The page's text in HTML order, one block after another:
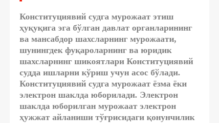
Конституциявий судга мурожаат этиш
ҳуқуқига эга бўлган давлат органларининг
ва мансабдор шахсларнинг мурожаати,
шунингдек фуқароларнинг ва юридик
шахсларнинг шикоятлари Конституциявий
судда ишларни кўриш учун асос бўлади.
Конституциявий судга мурожаат ёзма ёки
электрон шаклда юборилади. Электрон
шаклда юборилган мурожаат электрон
ҳужжат айланиши тўғрисидаги қонунчилик